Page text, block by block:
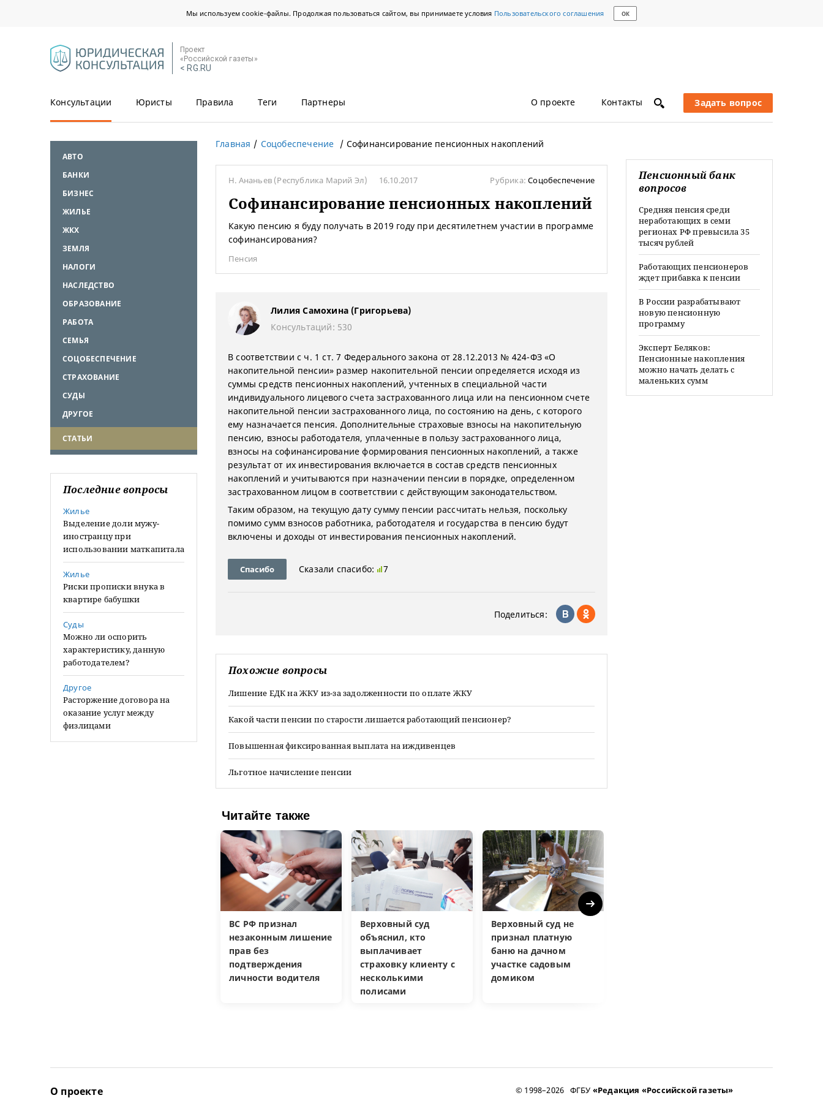
Мы используем cookie-файлы. Продолжая пользоваться сайтом, вы принимаете условия Пользовательского соглашения ОК
Проект
«Российской газеты»
< RG.RU
Консультации Юристы Правила Теги Партнеры О проекте Контакты Задать вопрос
АВТО
БАНКИ
БИЗНЕС
ЖИЛЬЕ
ЖКХ
ЗЕМЛЯ
НАЛОГИ
НАСЛЕДСТВО
ОБРАЗОВАНИЕ
РАБОТА
СЕМЬЯ
СОЦОБЕСПЕЧЕНИЕ
СТРАХОВАНИЕ
СУДЫ
ДРУГОЕ
СТАТЬИ
Последние вопросы
Жилье
Выделение доли мужу-
иностранцу при
использовании маткапитала
Жилье
Риски прописки внука в
квартире бабушки
Суды
Можно ли оспорить
характеристику, данную
работодателем?
Другое
Расторжение договора на
оказание услуг между
физлицами
Главная Соцобеспечение Софинансирование пенсионных накоплений
Н. Ананьев (Республика Марий Эл) 16.10.2017 Рубрика:Соцобеспечение
Софинансирование пенсионных накоплений
Какую пенсию я буду получать в 2019 году при десятилетнем участии в программе
софинансирования?
Пенсия
Лилия Самохина (Григорьева)
Консультаций: 530
В соответствии с ч. 1 ст. 7 Федерального закона от 28.12.2013 № 424-ФЗ «О
накопительной пенсии» размер накопительной пенсии определяется исходя из
суммы средств пенсионных накоплений, учтенных в специальной части
индивидуального лицевого счета застрахованного лица или на пенсионном счете
накопительной пенсии застрахованного лица, по состоянию на день, с которого
ему назначается пенсия. Дополнительные страховые взносы на накопительную
пенсию, взносы работодателя, уплаченные в пользу застрахованного лица,
взносы на софинансирование формирования пенсионных накоплений, а также
результат от их инвестирования включается в состав средств пенсионных
накоплений и учитываются при назначении пенсии в порядке, определенном
застрахованном лицом в соответствии с действующим законодательством.
Таким образом, на текущую дату сумму пенсии рассчитать нельзя, поскольку
помимо сумм взносов работника, работодателя и государства в пенсию будут
включены и доходы от инвестирования пенсионных накоплений.
Спасибо Сказали спасибо: 7
Поделиться:
Похожие вопросы
Лишение ЕДК на ЖКУ из-за задолженности по оплате ЖКУ
Какой части пенсии по старости лишается работающий пенсионер?
Повышенная фиксированная выплата на иждивенцев
Льготное начисление пенсии
Читайте также
ВС РФ признал
незаконным лишение
прав без
подтверждения
личности водителя
Верховный суд
объяснил, кто
выплачивает
страховку клиенту с
несколькими
полисами
Верховный суд не
признал платную
баню на дачном
участке садовым
домиком
Next
Пенсионный банк
вопросов
Средняя пенсия среди
неработающих в семи
регионах РФ превысила 35
тысяч рублей
Работающих пенсионеров
ждет прибавка к пенсии
В России разрабатывают
новую пенсионную
программу
Эксперт Беляков:
Пенсионные накопления
можно начать делать с
маленьких сумм
О проекте © 1998–2026 ФГБУ «Редакция «Российской газеты»